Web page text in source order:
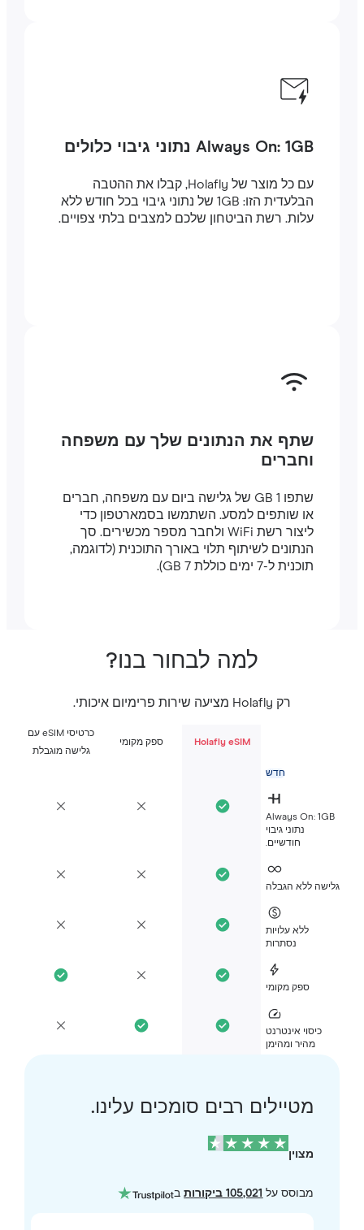
Always On: 1GB נתוני גיבוי כלולים
עם כל מוצר של Holafly, קבלו את ההטבה
הבלעדית הזו: 1GB של נתוני גיבוי בכל חודש ללא
עלות. רשת הביטחון שלכם למצבים בלתי צפויים.
שתף את הנתונים שלך עם משפחה
וחברים
שתפו 1 GB של גלישה ביום עם משפחה, חברים
או שותפים למסע. השתמשו בסמארטפון כדי
ליצור רשת WiFi ולחבר מספר מכשירים. סך
הנתונים לשיתוף תלוי באורך התוכנית (לדוגמה,
תוכנית ל-7 ימים כוללת 7 GB).
למה לבחור בנו?
Holafly eSIM ספק מקומי
כרטיסי eSIM עם
גלישה מוגבלת
Always On:
נתוני גיבוי
חודשיים.
ללא הגבלה
ללא עלויות
ספק מקומי
כיסוי אינטרנט
מהיר ומהימן
מטיילים רבים סומכים עלינו.
מבוסס על105,021 ביקורות ב